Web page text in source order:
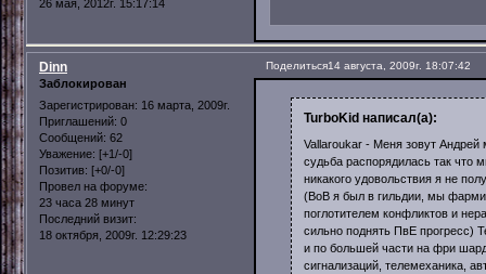
26 мая, 2012г. 15:17:14
Поделиться14 августа, 2009г. 18:07:42
Dinn
Заблокирован
Зарегистрирован: 16 марта, 2009г.
Приглашений: 0
Сообщений: 62
Уважение: [+1/-0]
Позитив: [+0/-0]
Провел на форуме:
23 часа 28 минут
Последний визит:
18 октября, 2009г. 12:29:23
TurboKid написал(а):
Vallaroukar - Меня зовут Андрей
судьба распорядилась так
никакого удовольствия я не
(ВоВ я был в гильдии, мы
поглотителем конфликтов и
сильно поднять ПвЕ прогресс)
и по большей части на фри
сигнализаций, телемеханика,